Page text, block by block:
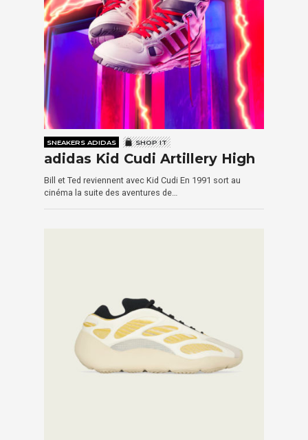
SNEAKERS ADIDAS SHOP IT
adidas Kid Cudi Artillery High
Bill et Ted reviennent avec Kid Cudi En 1991 sort au
cinéma la suite des aventures de…